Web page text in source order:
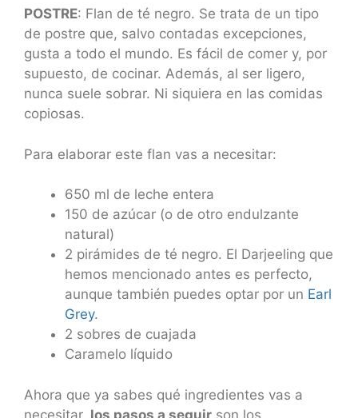
POSTRE: Flan de té negro. Se trata de un tipo
de postre que, salvo contadas excepciones,
gusta a todo el mundo. Es fácil de comer y, por
supuesto, de cocinar. Además, al ser ligero,
nunca suele sobrar. Ni siquiera en las comidas
copiosas.
Para elaborar este flan vas a necesitar:
650 ml de leche entera
150 de azúcar (o de otro endulzante
natural)
2 pirámides de té negro. El Darjeeling que
hemos mencionado antes es perfecto,
aunque también puedes optar por un Earl
Grey.
2 sobres de cuajada
Caramelo líquido
Ahora que ya sabes qué ingredientes vas a
necesitar, los pasos a seguir son los